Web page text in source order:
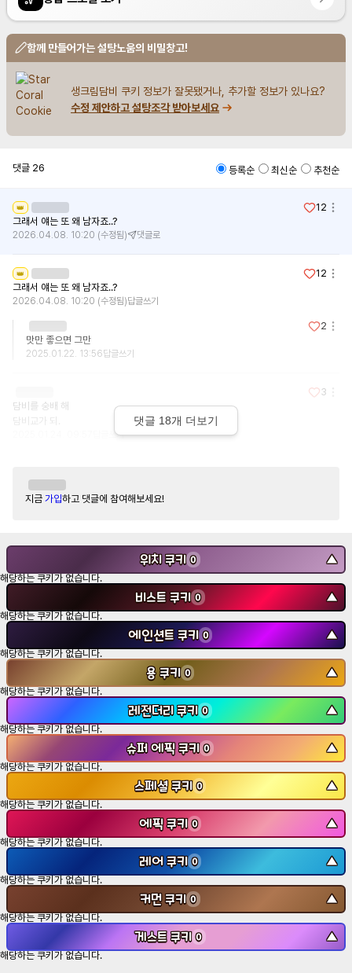
함께 만들어가는 설탕노움의 비밀창고!
생크림담비 쿠키 정보가 잘못됐거나, 추가할 정보가 있나요?
수정 제안하고 설탕조각 받아보세요
댓글 26 등록순 최신순 추천순
👑
12
그래서 얘는 또 왜 남자죠..?
2026.04.08. 10:20 (수정됨) 댓글로
👑
12
그래서 얘는 또 왜 남자죠..?
2026.04.08. 10:20 (수정됨)답글쓰기
2
맛만 좋으면 그만
2025.01.22. 13:56답글쓰기
3
담비를 숭배 해
담비교가 되.
답글쓰기
댓글 18개 더보기
지금 가입하고 댓글에 참여해보세요!
위치 쿠키 0 ▼
해당하는 쿠키가 없습니다.
비스트 쿠키 0 ▼
해당하는 쿠키가 없습니다.
에인션트 쿠키 0 ▼
해당하는 쿠키가 없습니다.
용 쿠키 0 ▼
해당하는 쿠키가 없습니다.
레전더리 쿠키 0 ▼
해당하는 쿠키가 없습니다.
슈퍼 에픽 쿠키 0 ▼
해당하는 쿠키가 없습니다.
스페셜 쿠키 0 ▼
해당하는 쿠키가 없습니다.
에픽 쿠키 0 ▼
해당하는 쿠키가 없습니다.
레어 쿠키 0 ▼
해당하는 쿠키가 없습니다.
커먼 쿠키 0 ▼
해당하는 쿠키가 없습니다.
게스트 쿠키 0 ▼
해당하는 쿠키가 없습니다.